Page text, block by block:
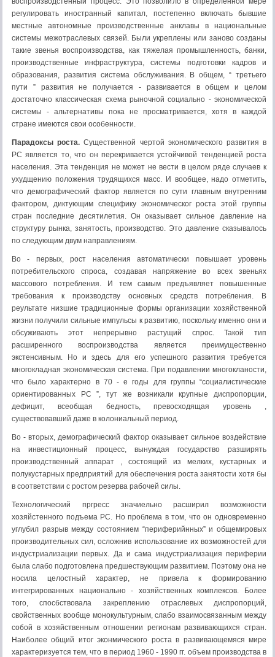
регулировать иностранный капитал, постепенно включать бывшие
местные автономные производственные анклавы в национальные
системы межотраслевых связей. Были укреплены или заново созданы
такие звенья воспроизводства, как тяжелая промышленность, банки,
производственные инфраструктура, системы подготовки кадров и
образования, развития система обслуживания. В общем, “ третьего
пути ” развития не получается - развивается в общем и целом
достаточно классическая схема рыночной социально - экономической
системы - альтернативы пока не просматривается, хотя в каждой
стране имеются свои особенности.
Парадоксы роста. Существенной чертой экономического развития в
РС является то, что он перекривается устойчивой тенденцией роста
населения. Эта тенденция не может не вести в целом ряде случаев к
ухудщению положения трудящихся масс. И вообщее, надо отметить,
что демографический фактор является по сути главным внутренним
фактором, диктующим специфику экономическог роста этой группы
стран последние десятилетия. Он оказывает сильное давление на
структуру рынка, занятость, производство. Это давление сказывалось
по следующим двум направлениям.
Во - первых, рост населения автоматически повышает уровень
потребительского спроса, создавая напряжение во всех звеньях
массового потребления. И тем самым предъявляет повышенные
требования к производству основных средств потребления. В
реультате низшие традиционные формы организации хозяйственной
жизни получили сильные импульсы к развитию, поскольку именно они и
обсуживають этот непрерывно растущий спрос. Такой тип
расширенного воспроизводства является преимущественно
экстенсивным. Но и здесь для его успешного развития требуется
многокладная экономическая система. При подавлении многокланости,
что было характерно в 70 - е годы для группы “социалистические
ориентированных РС ”, тут же возникали крупные диспропорции,
дефицит, всеобщая бедность, превосходящая уровень ,
существовавший даже в колониальный период.
Во - вторых, демографический фактор оказывает сильное воздействие
на инвестиционный процесс, вынуждая государство разширять
производственный аппарат , состоящий из мелких, кустарных и
полукустарных предприятий для обеспечения роста занятости хотя бы
в соответствии с ростом резерва рабочей силы.
Технологический пргресс значиельно расширил возможности
хозяйстенного подъема РС. Но проблема в том, что он одновременно
углубил разрыв между состоянием “периферийнных” и общемировых
производительных сил, осложнив использование их возможностей для
индустриализации первых. Да и сама индустриализация периферии
была слабо подготовлена предшествующим развитием. Поэтому она не
носила целостный характер, не привела к формированию
интегрированных национально - хозяйственных комплексов. Более
того, спосбствовала закреплению отраслевых диспропорций,
свойственных вообще монокультурным, слабо взаимосвязанным между
собой в хозяйственным отношении регионам развивающихся стран.
Наиболее общий итог эконмического роста в развивающемяся мире
характеризуется тем, что в период 1960 - 1990 гг. объем производства в